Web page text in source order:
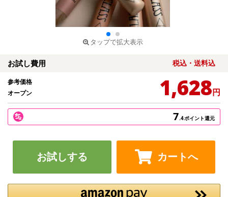
タップで拡大表示
お試し費用 税込・送料込
参考価格
オープン
1,628円
7.4ポイント還元
お試しする カートへ